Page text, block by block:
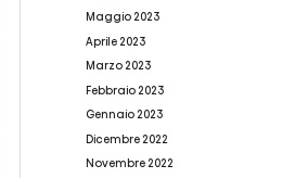
Maggio 2023
Aprile 2023
Marzo 2023
Febbraio 2023
Gennaio 2023
Dicembre 2022
Novembre 2022